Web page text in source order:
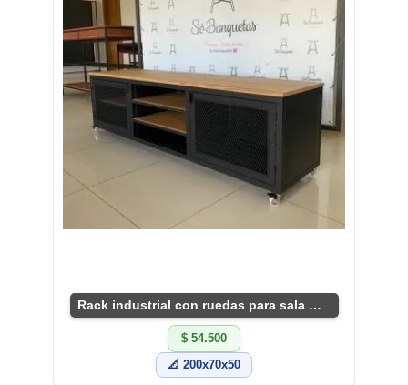
Rack industrial con ruedas para sala moderna
$ 54.500
📐 200x70x50